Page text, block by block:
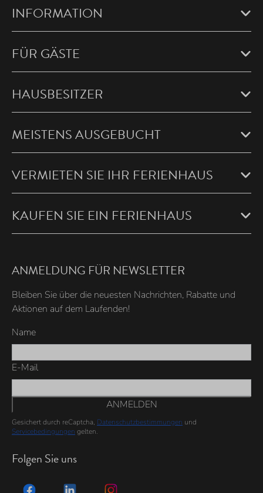
INFORMATION
FÜR GÄSTE
HAUSBESITZER
MEISTENS AUSGEBUCHT
VERMIETEN SIE IHR FERIENHAUS
KAUFEN SIE EIN FERIENHAUS
ANMELDUNG FÜR NEWSLETTER
Bleiben Sie über die neuesten Nachrichten, Rabatte und
Aktionen auf dem Laufenden!
Name
E-Mail
ANMELDEN
Gesichert durch reCaptcha, Datenschutzbestimmungen und
Servicebedingungen gelten.
Folgen Sie uns